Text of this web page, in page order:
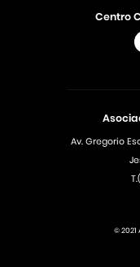
Av. Gregorio
Centro
©